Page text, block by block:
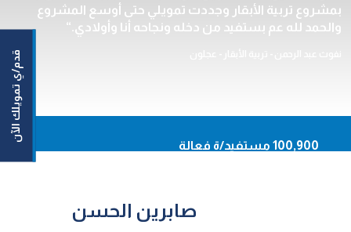
من نحن
En قدم/ي تمويلك الآن
حاسبة القروض
بمشروع تربية الأبقار وجددت تمويلي حتى أوسع المشروع
والحمد لله عم بستفيد من دخله ونجاحه أنا وأولادي.
100,900 مستفيد/ة فعالة
صابرين الحسن